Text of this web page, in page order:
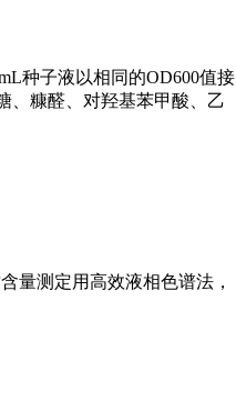
种子液以相同的OD600值接
、糠醛、对羟基苯甲酸、乙
量测定用高效液相色谱法，